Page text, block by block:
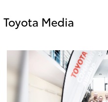
Toyota Media